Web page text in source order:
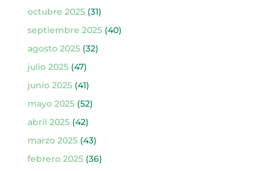
octubre 2025(31)
septiembre 2025(40)
agosto 2025(32)
julio 2025(47)
junio 2025(41)
mayo 2025(52)
abril 2025(42)
marzo 2025(43)
febrero 2025(36)